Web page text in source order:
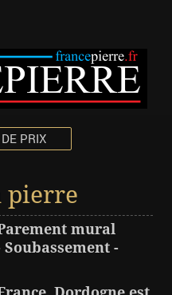
PRIX
pierre
mural
-